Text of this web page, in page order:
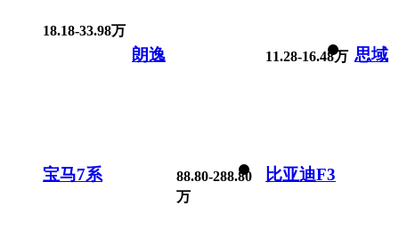
18.18-33.98万
朗逸 11.28-16.48万 思域
宝马7系
88.80-288.80
万
比亚迪F3